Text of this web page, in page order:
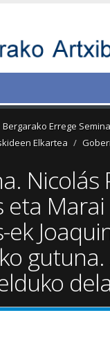
Bergarako Errege
Elkartea
Nicolás
eta Marai
ek
gutuna.